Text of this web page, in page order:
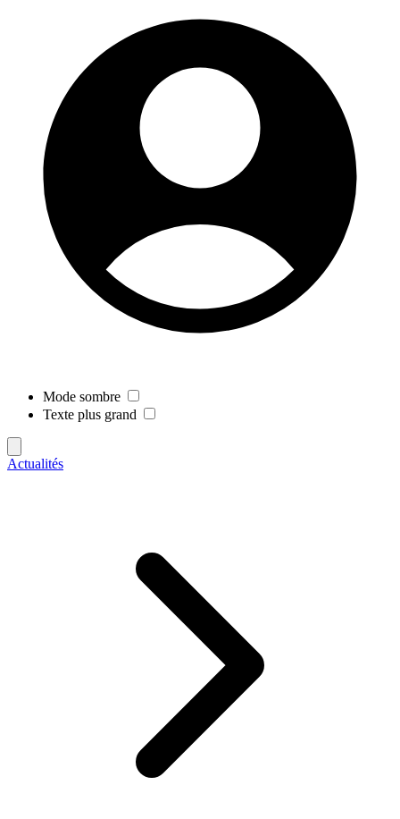
Mode sombre
Texte plus grand
Actualités